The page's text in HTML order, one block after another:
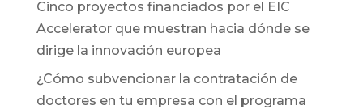
Cinco proyectos financiados por el EIC
Accelerator que muestran hacia dónde se
dirige la innovación europea
¿Cómo subvencionar la contratación de
doctores en tu empresa con el programa